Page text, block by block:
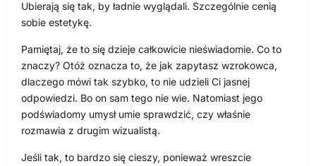
Ubierają się tak, by ładnie wyglądali. Szczególnie cenią
sobie estetykę.
Pamiętaj, że to się dzieje całkowicie nieświadomie. Co to
znaczy? Otóż oznacza to, że jak zapytasz wzrokowca,
dlaczego mówi tak szybko, to nie udzieli Ci jasnej
odpowiedzi. Bo on sam tego nie wie. Natomiast jego
podświadomy umysł umie sprawdzić, czy właśnie
rozmawia z drugim wizualistą.
Jeśli tak, to bardzo się cieszy, ponieważ wreszcie